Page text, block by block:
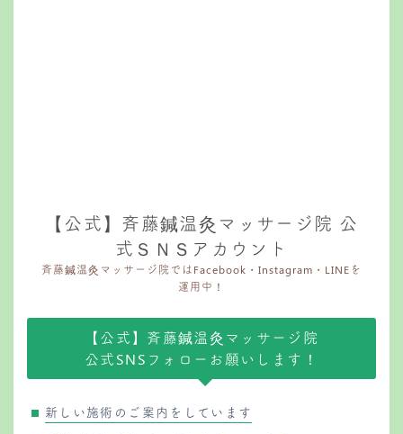
【公式】斉藤鍼温灸マッサージ院 公
式ＳＮＳアカウント
斉藤鍼温灸マッサージ院ではFacebook・Instagram・LINEを
運用中！
【公式】斉藤鍼温灸マッサージ院
公式SNSフォローお願いします！
新しい施術のご案内をしています